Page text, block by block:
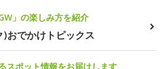
」の楽しみ方を紹介
おでかけトピックス
スポット情報をお届けします